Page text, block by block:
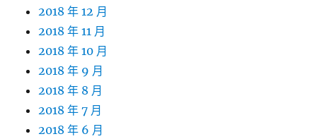
2018 年 12 月
2018 年 11 月
2018 年 10 月
2018 年 9 月
2018 年 8 月
2018 年 7 月
2018 年 6 月